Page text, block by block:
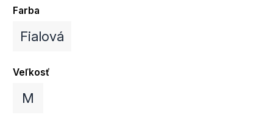
Farba
Fialová
Veľkosť
M